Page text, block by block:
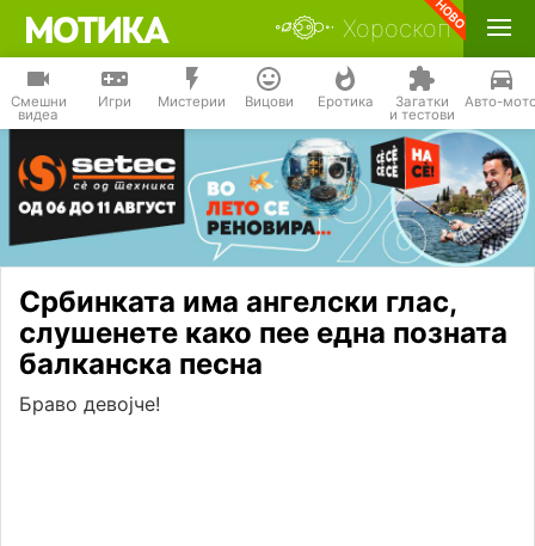
Хороскоп
Смешни
видеа
Игри Мистерии Вицови Еротика Загатки
и тестови
Авто-
Србинката има ангелски глас,
слушенете како пее една позната
балканска песна
Браво девојче!